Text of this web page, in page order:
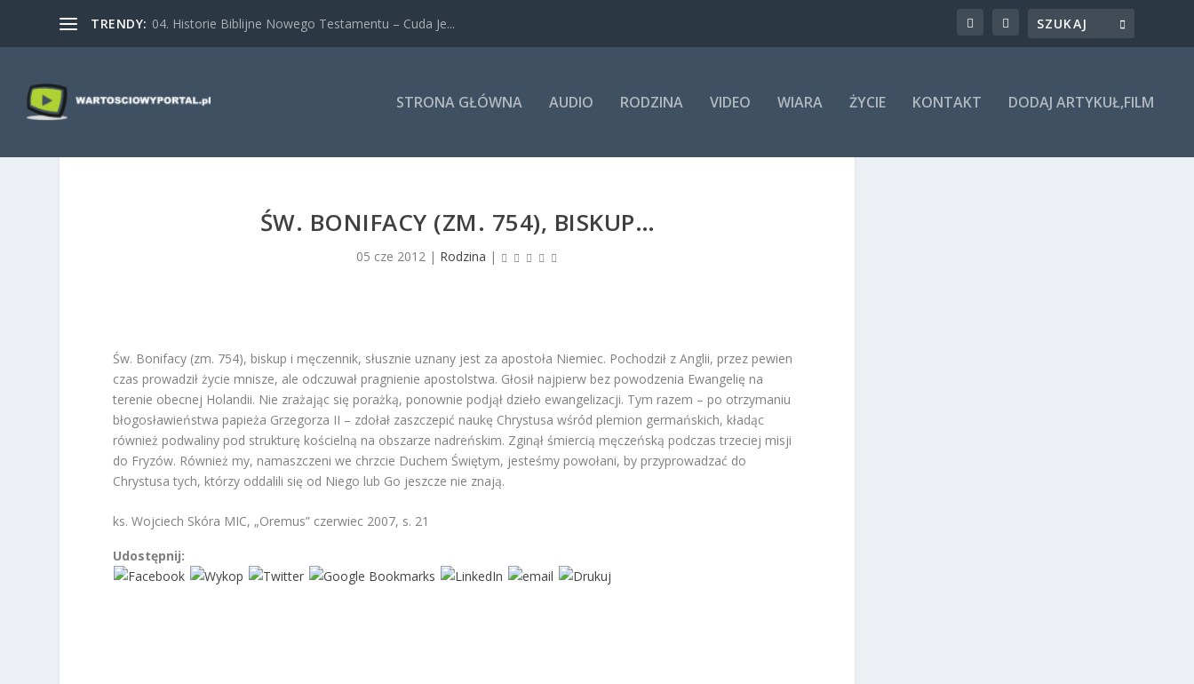
TRENDY: 04. Historie Biblijne Nowego Testamentu – Cuda Je...
STRONA GŁÓWNA AUDIO RODZINA VIDEO WIARA ŻYCIE KONTAKT DODAJ ARTYKUŁ,FILM
ŚW. BONIFACY (ZM. 754), BISKUP…
05 cze 2012| Rodzina |
Św. Bonifacy (zm. 754), biskup i męczennik, słusznie uznany jest za apostoła Niemiec. Pochodził z Anglii, przez pewien
czas prowadził życie mnisze, ale odczuwał pragnienie apostolstwa. Głosił najpierw bez powodzenia Ewangelię na
terenie obecnej Holandii. Nie zrażając się porażką, ponownie podjął dzieło ewangelizacji. Tym razem – po otrzymaniu
błogosławieństwa papieża Grzegorza II – zdołał zaszczepić naukę Chrystusa wśród plemion germańskich, kładąc
również podwaliny pod strukturę kościelną na obszarze nadreńskim. Zginął śmiercią męczeńską podczas trzeciej misji
do Fryzów. Również my, namaszczeni we chrzcie Duchem Świętym, jesteśmy powołani, by przyprowadzać do
Chrystusa tych, którzy oddalili się od Niego lub Go jeszcze nie znają.
ks. Wojciech Skóra MIC, „Oremus” czerwiec 2007, s. 21
Udostępnij: